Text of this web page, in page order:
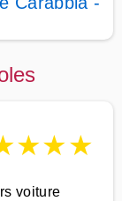
★★★
voiture